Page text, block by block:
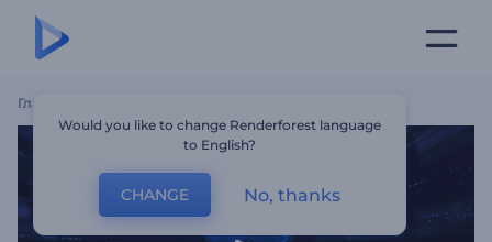
Главная
Would you like to change Renderforest language
to English?
CHANGE No, thanks